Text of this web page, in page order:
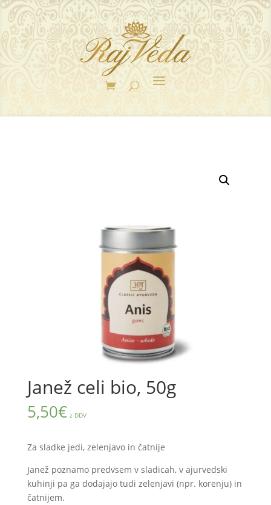
Janež celi bio, 50g
5,50€ z DDV
Za sladke jedi, zelenjavo in čatnije
Janež poznamo predvsem v sladicah, v ajurvedski
kuhinji pa ga dodajajo tudi zelenjavi (npr. korenju) in
čatnijem.